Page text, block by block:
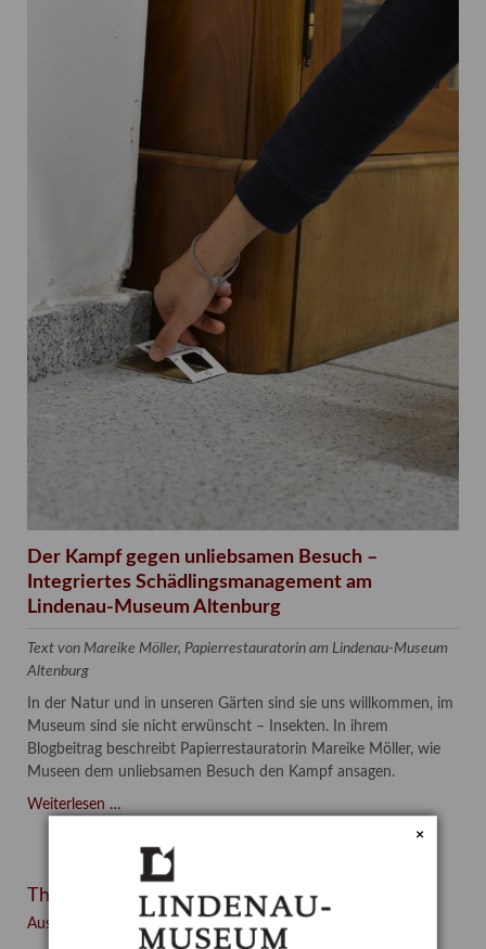
Der Kampf gegen unliebsamen Besuch –
Integriertes Schädlingsmanagement am
Lindenau-Museum Altenburg
Text von Mareike Möller, Papierrestauratorin am Lindenau-Museum
Altenburg
In der Natur und in unseren Gärten sind sie uns willkommen, im
Museum sind sie nicht erwünscht – Insekten. In ihrem
Blogbeitrag beschreibt Papierrestauratorin Mareike Möller, wie
Museen dem unliebsamen Besuch den Kampf ansagen.
Weiterlesen …Der
gegen
unliebsamen
Besuch
Integriertes
Themen
Ausgewählte Auszeichnungen zurücksetzen
×